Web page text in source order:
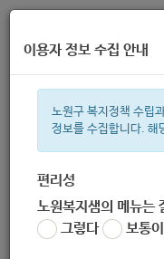
주간 인기검색어
한눈
이용자 정보 수집 안내
노원구 복지정책 수립
정보를 수집합니다. 해
편리성
노원복지샘의 메뉴는
그렇다
보통